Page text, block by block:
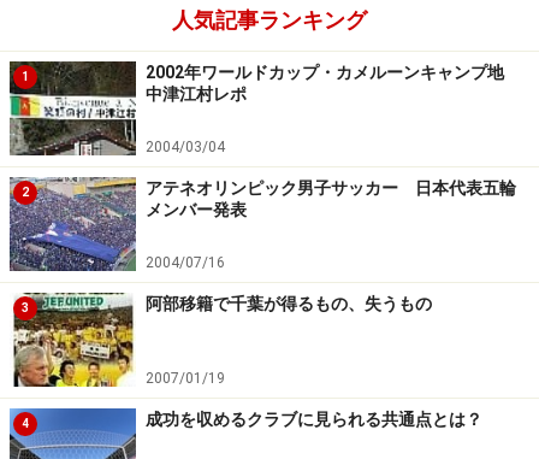
人気記事ランキング
1
2002年ワールドカップ・カメルーンキャンプ地
中津江村レポ
2004/03/04
2
アテネオリンピック男子サッカー 日本代表五輪
メンバー発表
2004/07/16
3 阿部移籍で千葉が得るもの、失うもの
2007/01/19
4 成功を収めるクラブに見られる共通点とは？